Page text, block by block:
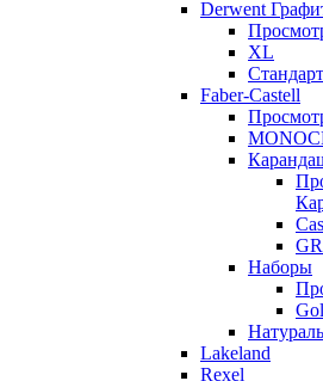
Derwent
XL
Стандарт
Faber-Castell
Наборы
Lakeland
Rexel